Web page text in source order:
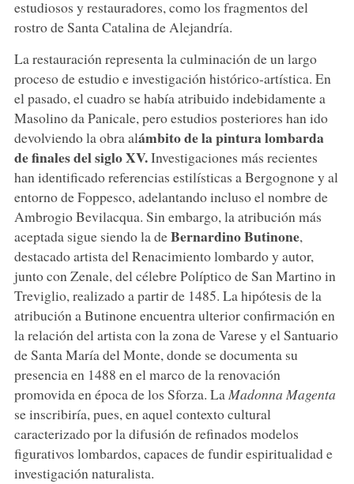
estudiosos y restauradores, como los fragmentos del
rostro de Santa Catalina de Alejandría.
La restauración representa la culminación de un largo
proceso de estudio e investigación histórico-artística. En
el pasado, el cuadro se había atribuido indebidamente a
Masolino da Panicale, pero estudios posteriores han ido
devolviendo la obra alámbito de la pintura lombarda
de finales del siglo XV.Investigaciones más recientes
han identificado referencias estilísticas a Bergognone y al
entorno de Foppesco, adelantando incluso el nombre de
Ambrogio Bevilacqua. Sin embargo, la atribución más
aceptada sigue siendo la deBernardino Butinone,
destacado artista del Renacimiento lombardo y autor,
junto con Zenale, del célebre Políptico de San Martino in
Treviglio, realizado a partir de 1485. La hipótesis de la
atribución a Butinone encuentra ulterior confirmación en
la relación del artista con la zona de Varese y el Santuario
de Santa María del Monte, donde se documenta su
presencia en 1488 en el marco de la renovación
promovida en época de los Sforza. LaMadonna Magenta
se inscribiría, pues, en aquel contexto cultural
caracterizado por la difusión de refinados modelos
figurativos lombardos, capaces de fundir espiritualidad e
investigación naturalista.